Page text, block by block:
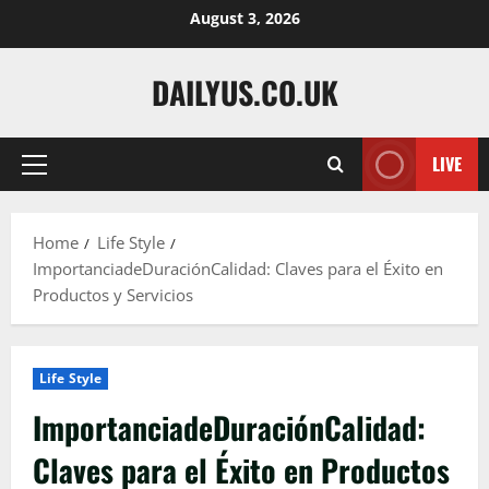
August 3, 2026
DAILYUS.CO.UK
Primary
LIVE
Home
Life Style
ImportanciadeDuraciónCalidad: Claves para el Éxito en
Productos y Servicios
Life Style
ImportanciadeDuraciónCalidad:
Claves para el Éxito en Productos